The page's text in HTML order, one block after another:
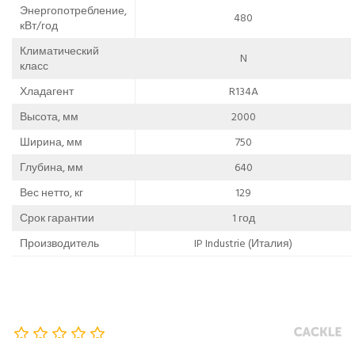
Энергопотребление,
кВт/год
480
Климатический
класс
N
Хладагент
R134A
Высота, мм
2000
Ширина, мм
750
Глубина, мм
640
Вес нетто, кг
129
Срок гарантии
1 год
Производитель
IP Industrie (Италия)